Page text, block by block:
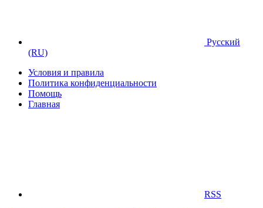
Русский
(RU)
Условия и правила
Политика конфиденциальности
Помощь
Главная
RSS